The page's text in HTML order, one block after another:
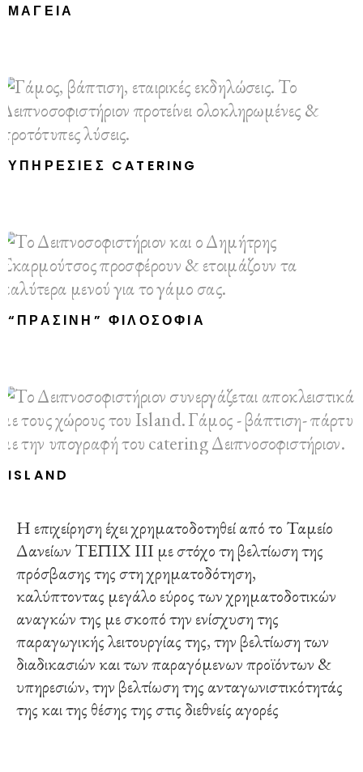
ΜΑΓΕΊΑ
ΥΠΗΡΕΣΊΕΣ CATERING
“ΠΡΆΣΙΝΗ” ΦΙΛΟΣΟΦΊΑ
ISLAND
Η επιχείρηση έχει χρηματοδοτηθεί από το Ταμείο
Δανείων ΤΕΠΙΧ ΙΙΙ με στόχο τη βελτίωση της
πρόσβασης της στη χρηματοδότηση,
καλύπτοντας μεγάλο εύρος των χρηματοδοτικών
αναγκών της με σκοπό την ενίσχυση της
παραγωγικής λειτουργίας της, την βελτίωση των
διαδικασιών και των παραγόμενων προϊόντων &
υπηρεσιών, την βελτίωση της ανταγωνιστικότητάς
της και της θέσης της στις διεθνείς αγορές